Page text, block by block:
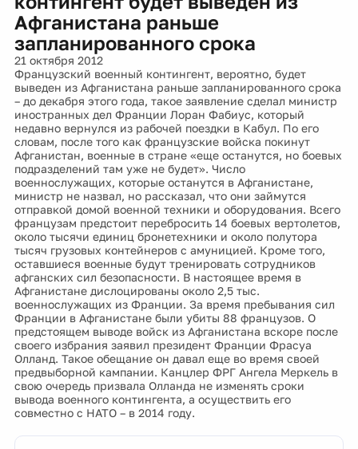
Афганистана раньше
запланированного срока
21 октября 2012
Французский военный контингент, вероятно, будет
выведен из Афганистана раньше запланированного срока
– до декабря этого года, такое заявление сделал министр
иностранных дел Франции Лоран Фабиус, который
недавно вернулся из рабочей поездки в Кабул. По его
словам, после того как французские войска покинут
Афганистан, военные в стране «еще останутся, но боевых
подразделений там уже не будет». Число
военнослужащих, которые останутся в Афганистане,
министр не назвал, но рассказал, что они займутся
отправкой домой военной техники и оборудования. Всего
французам предстоит перебросить 14 боевых вертолетов,
около тысячи единиц бронетехники и около полутора
тысяч грузовых контейнеров с амуницией. Кроме того,
оставшиеся военные будут тренировать сотрудников
афганских сил безопасности. В настоящее время в
Афганистане дислоцированы около 2,5 тыс.
военнослужащих из Франции. За время пребывания сил
Франции в Афганистане были убиты 88 французов. О
предстоящем выводе войск из Афганистана вскоре после
своего избрания заявил президент Франции Фрасуа
Олланд. Такое обещание он давал еще во время своей
предвыборной кампании. Канцлер ФРГ Ангела Меркель в
свою очередь призвала Олланда не изменять сроки
вывода военного контингента, а осуществить его
совместно с НАТО – в 2014 году.